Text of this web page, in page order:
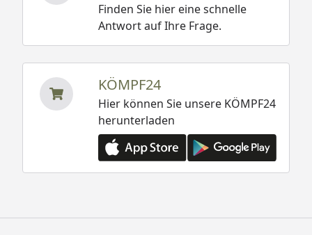
Finden Sie hier eine schnelle
Antwort auf Ihre Frage.
KÖMPF24
Hier können Sie unsere KÖMPF24
herunterladen